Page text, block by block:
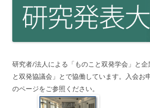
研究者/法人による「ものこと双発学会」と企
と双発協議会」とで協働しています。入会お
のページをご参照ください。